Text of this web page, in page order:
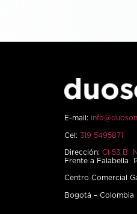
E-mail:
Cel: 319 5495871
Dirección: Cl 53 B
Frente a Falabella
Centro Comercial
Bogotá – Colombia